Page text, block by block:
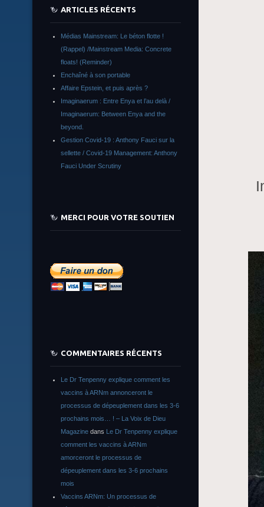
ARTICLES RÉCENTS
Médias Mainstream: Le béton flotte !
(Rappel) /Mainstream Media: Concrete
floats! (Reminder)
Enchaîné à son portable
Affaire Epstein, et puis après ?
Imaginaerum : Entre Enya et l’au delà /
Imaginaerum: Between Enya and the
beyond.
Gestion Covid-19 : Anthony Fauci sur la
sellette / Covid-19 Management: Anthony
Fauci Under Scrutiny
MERCI POUR VOTRE SOUTIEN
COMMENTAIRES RÉCENTS
Le Dr Tenpenny explique comment les
vaccins à ARNm annonceront le
processus de dépeuplement dans les 3-6
prochains mois… ! – La Voix de Dieu
Magazine dans Le Dr Tenpenny explique
comment les vaccins à ARNm
amorceront le processus de
dépeuplement dans les 3-6 prochains
mois
Vaccins ARNm: Un processus de